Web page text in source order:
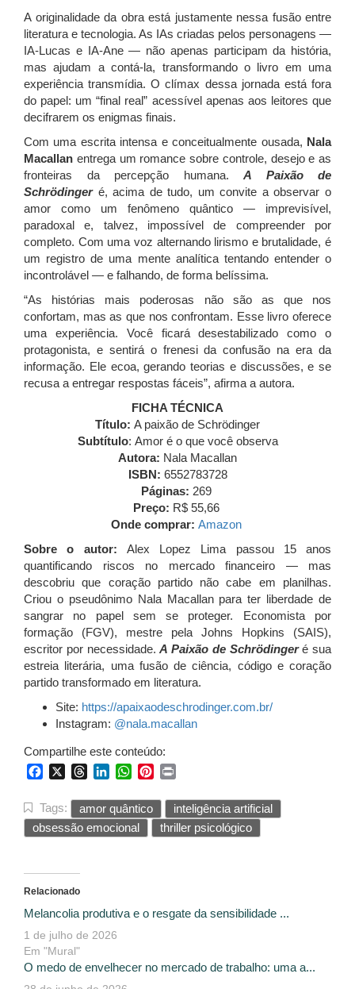
A originalidade da obra está justamente nessa fusão entre
literatura e tecnologia. As IAs criadas pelos personagens —
IA-Lucas e IA-Ane — não apenas participam da história,
mas ajudam a contá-la, transformando o livro em uma
experiência transmídia. O clímax dessa jornada está fora
do papel: um “final real” acessível apenas aos leitores que
decifrarem os enigmas finais.
Com uma escrita intensa e conceitualmente ousada, Nala
Macallan entrega um romance sobre controle, desejo e as
fronteiras da percepção humana. A Paixão de
Schrödingeré, acima de tudo, um convite a observar o
amor como um fenômeno quântico — imprevisível,
paradoxal e, talvez, impossível de compreender por
completo. Com uma voz alternando lirismo e brutalidade, é
um registro de uma mente analítica tentando entender o
incontrolável — e falhando, de forma belíssima.
“As histórias mais poderosas não são as que nos
confortam, mas as que nos confrontam. Esse livro oferece
uma experiência. Você ficará desestabilizado como o
protagonista, e sentirá o frenesi da confusão na era da
informação. Ele ecoa, gerando teorias e discussões, e se
recusa a entregar respostas fáceis”, afirma a autora.
FICHA TÉCNICA
Título: A paixão de Schrödinger
Subtítulo: Amor é o que você observa
Autora: Nala Macallan
ISBN: 6552783728
Páginas: 269
Preço: R$ 55,66
Onde comprar: Amazon
Sobre o autor: Alex Lopez Lima passou 15 anos
quantificando riscos no mercado financeiro — mas
descobriu que coração partido não cabe em planilhas.
Criou o pseudônimo Nala Macallan para ter liberdade de
sangrar no papel sem se proteger. Economista por
formação (FGV), mestre pela Johns Hopkins (SAIS),
escritor por necessidade.A Paixão de Schrödinger é sua
estreia literária, uma fusão de ciência, código e coração
partido transformado em literatura.
Site: https://apaixaodeschrodinger.com.br/
Instagram: @nala.macallan
Compartilhe este conteúdo:
FacebookThreadsLinkedInWhatsApp
Pinterest
Tags: amor quântico
inteligência artificial
obsessão emocional
thriller psicológico
Relacionado
Melancolia produtiva e o resgate da sensibilidade ...
1 de julho de 2026
Em "Mural"
O medo de envelhecer no mercado de trabalho: uma a...